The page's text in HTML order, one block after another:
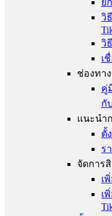
วิ
วิ
เ
ช่องทา
คู่
กั
แนะนำ
ตั้
ร
จัดการ
เ
เ